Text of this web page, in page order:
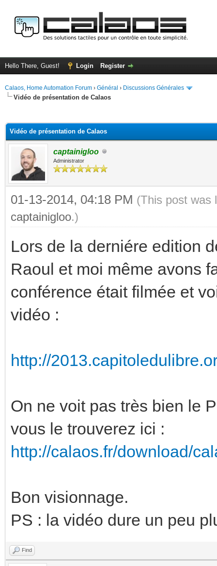
Hello There, Guest! Login Register
Calaos, Home Automation Forum › Général › Discussions Générales
Vidéo de présentation de Calaos
Vidéo de présentation de Calaos
captainigloo
Administrator
01-13-2014, 04:18 PM (This post was
captainigloo.)
Lors de la derniére edition
Raoul et moi même avons
conférence était filmée et
vidéo :
http://
On ne voit pas très bien le
vous le trouverez ici :
http://calaos.fr/download/
Bon visionnage.
PS : la vidéo dure un peu
Find